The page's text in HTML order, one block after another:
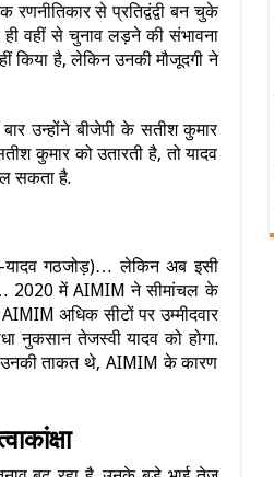
से प्रतिद्वंद्वी बन चुके
वहीं से चुनाव लड़ने की संभावना
किया है, लेकिन उनकी मौजूदगी ने
उन्होंने बीजेपी के सतीश कुमार
कुमार को उतारती है, तो यादव
सकता है.
यादव गठजोड़)… लेकिन अब इसी
2020 में AIMIM ने सीमांचल के
अधिक सीटों पर उम्मीदवार
नुकसान तेजस्वी यादव को होगा.
उनकी ताकत थे, AIMIM के कारण